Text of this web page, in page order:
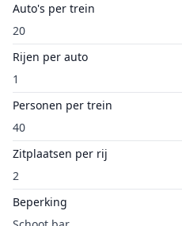
Auto's per trein
20
Rijen per auto
1
Personen per trein
40
Zitplaatsen per rij
2
Beperking